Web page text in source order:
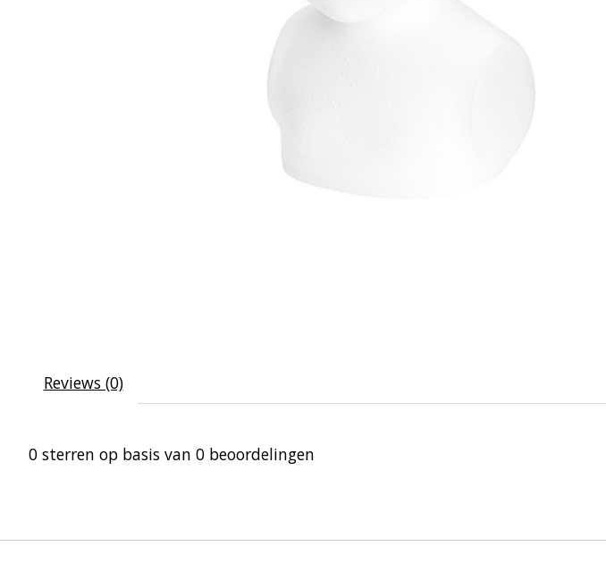
Reviews (0)
0 sterren op basis van 0 beoordelingen